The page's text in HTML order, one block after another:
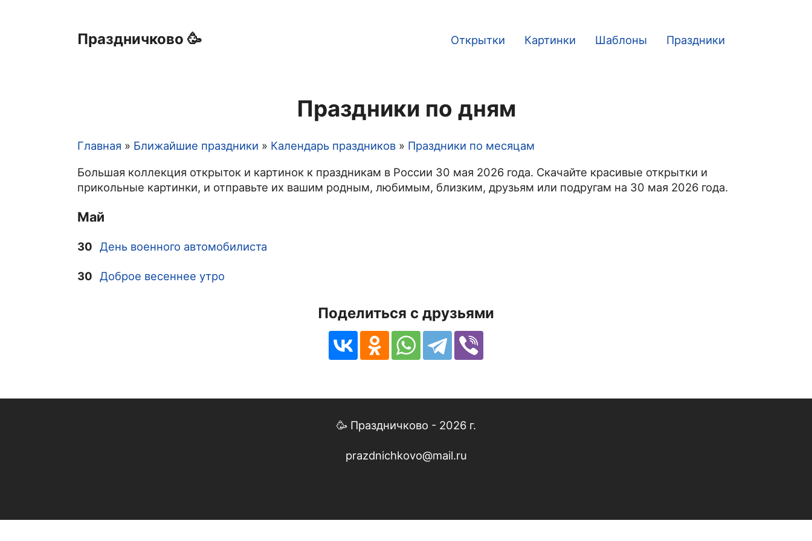
Праздничково 🥳 Открытки Картинки Шаблоны Праздники
Праздники по дням
Строка
навигации
Главная Ближайшие праздники Календарь праздников
Праздники по месяцам
Большая коллекция открыток и картинок к праздникам в России 30 мая 2026 года. Скачайте красивые открытки и
прикольные картинки, и отправьте их вашим родным, любимым, близким, друзьям или подругам на 30 мая 2026 года.
Май
30 День военного автомобилиста
30 Доброе весеннее утро
Поделиться с друзьями
🥳 Праздничково - 2026 г.
prazdnichkovo@mail.ru